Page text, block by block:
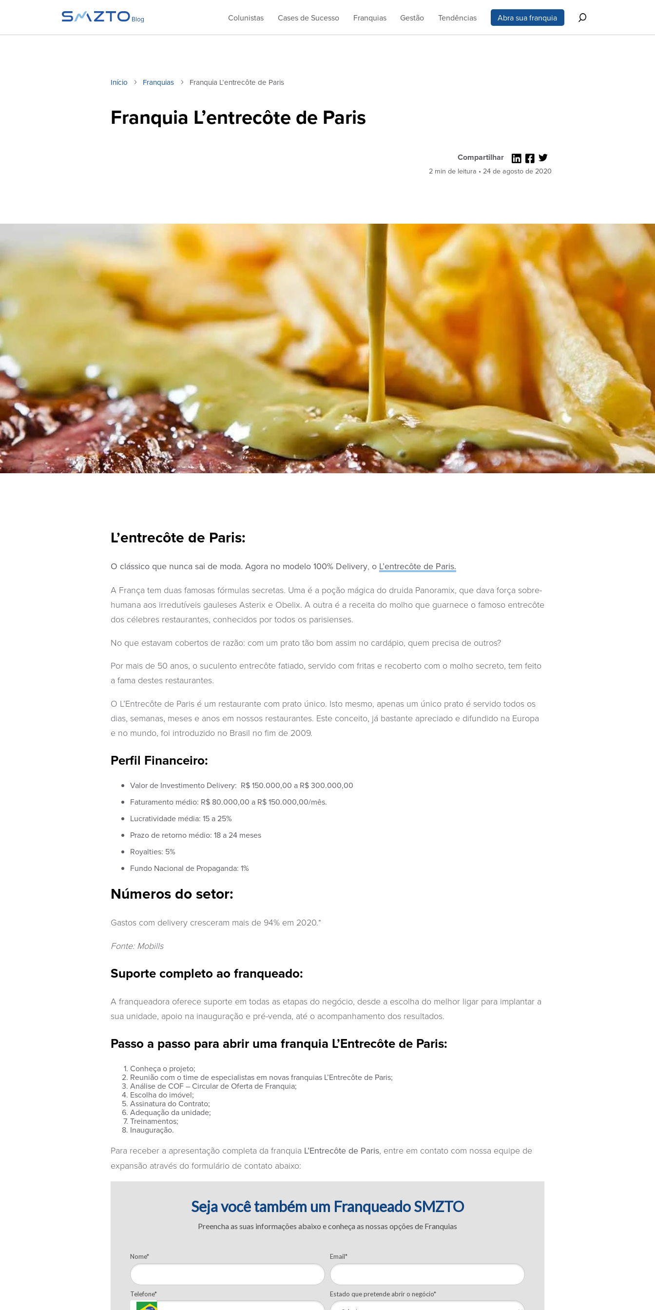
Colunistas Cases de Sucesso Franquias Gestão Tendências Abra sua franquia
Início Franquias Franquia L’entrecôte de Paris
Franquia L’entrecôte de Paris
Compartilhar
2 min de leitura • 24 de agosto de 2020
L’entrecôte de Paris:
O clássico que nunca sai de moda. Agora no modelo 100% Delivery, o L’entrecôte de Paris.
A França tem duas famosas fórmulas secretas. Uma é a poção mágica do druida Panoramix, que dava força sobre-
humana aos irredutíveis gauleses Asterix e Obelix. A outra é a receita do molho que guarnece o famoso entrecôte
dos célebres restaurantes, conhecidos por todos os parisienses.
No que estavam cobertos de razão: com um prato tão bom assim no cardápio, quem precisa de outros?
Por mais de 50 anos, o suculento entrecôte fatiado, servido com fritas e recoberto com o molho secreto, tem feito
a fama destes restaurantes.
O L’Entrecôte de Paris é um restaurante com prato único. Isto mesmo, apenas um único prato é servido todos os
dias, semanas, meses e anos em nossos restaurantes. Este conceito, já bastante apreciado e difundido na Europa
e no mundo, foi introduzido no Brasil no fim de 2009.
Perfil Financeiro:
Valor de Investimento Delivery: R$ 150.000,00 a R$ 300.000,00
Faturamento médio: R$ 80.000,00 a R$ 150.000,00/mês.
Lucratividade média: 15 a 25%
Prazo de retorno médio: 18 a 24 meses
Royalties: 5%
Fundo Nacional de Propaganda: 1%
Números do setor:
Gastos com delivery cresceram mais de 94% em 2020.*
Fonte: Mobills
Suporte completo ao franqueado:
A franqueadora oferece suporte em todas as etapas do negócio, desde a escolha do melhor ligar para implantar a
sua unidade, apoio na inauguração e pré-venda, até o acompanhamento dos resultados.
Passo a passo para abrir uma franquia L’Entrecôte de Paris:
Conheça o projeto;
Reunião com o time de especialistas em novas franquias L’Entrecôte de Paris;
Análise de COF – Circular de Oferta de Franquia;
Escolha do imóvel;
Assinatura do Contrato;
Adequação da unidade;
Treinamentos;
Inauguração.
Para receber a apresentação completa da franquia L’Entrecôte de Paris, entre em contato com nossa equipe de
expansão através do formulário de contato abaixo:
Seja você também um Franqueado SMZTO
Preencha as suas informações abaixo e conheça as nossas opções de Franquias
Nome* Email*
Telefone* Estado que pretende abrir o negócio*